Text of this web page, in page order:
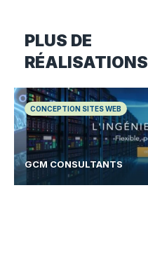
PLUS DE
RÉALISATIONS
CONCEPTION SITES WEB
GCM CONSULTANTS